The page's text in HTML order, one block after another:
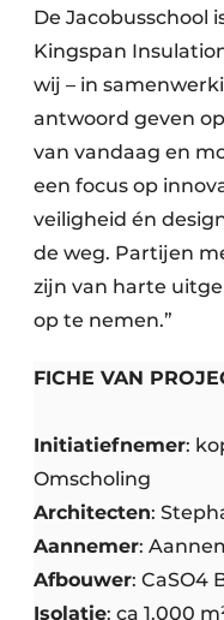
De Jacobusschool
Kingspan
wij – in
antwoord geven
van vandaag en
een focus op
veiligheid én
de weg. Partijen
zijn van harte
op te nemen.”
FICHE VAN
Initiatiefnemer:
Omscholing
Architecten:
Aannemer:
Afbouwer: CaSO4
Isolatie: ca 1.000